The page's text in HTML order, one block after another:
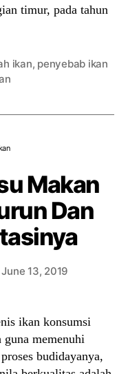
timur, pada tahun
ikan, penyebab ikan
Makan
Dan
June 13, 2019
ikan konsumsi
memenuhi
budidayanya,